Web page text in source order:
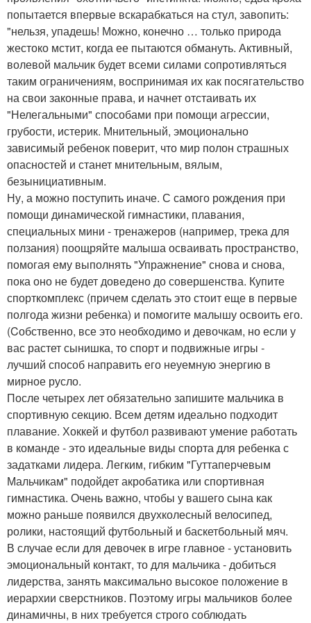
попытается впервые вскарабкаться на стул, завопить:
"нельзя, упадешь! Можно, конечно … только природа
жестоко мстит, когда ее пытаются обмануть. Активный,
волевой мальчик будет всеми силами сопротивляться
таким ограничениям, воспринимая их как посягательство
на свои законные права, и начнет отстаивать их
"Нелегальными" способами при помощи агрессии,
грубости, истерик. Мнительный, эмоционально
зависимый ребенок поверит, что мир полон страшных
опасностей и станет мнительным, вялым,
безынициативным.
Ну, а можно поступить иначе. С самого рождения при
помощи динамической гимнастики, плавания,
специальных мини - тренажеров (например, трека для
ползания) поощряйте малыша осваивать пространство,
помогая ему выполнять "Упражнение" снова и снова,
пока оно не будет доведено до совершенства. Купите
спорткомплекс (причем сделать это стоит еще в первые
полгода жизни ребенка) и помогите малышу освоить его.
(Cобственно, все это необходимо и девочкам, но если у
вас растет сынишка, то спорт и подвижные игры -
лучший способ направить его неуемную энергию в
мирное русло.
После четырех лет обязательно запишите мальчика в
спортивную секцию. Всем детям идеально подходит
плавание. Хоккей и футбол развивают умение работать
в команде - это идеальные виды спорта для ребенка с
задатками лидера. Легким, гибким "Гуттаперчевым
Мальчикам" подойдет акробатика или спортивная
гимнастика. Очень важно, чтобы у вашего сына как
можно раньше появился двухколесный велосипед,
ролики, настоящий футбольный и баскетбольный мяч.
В случае если для девочек в игре главное - установить
эмоциональный контакт, то для мальчика - добиться
лидерства, занять максимально высокое положение в
иерархии сверстников. Поэтому игры мальчиков более
динамичны, в них требуется строго соблюдать